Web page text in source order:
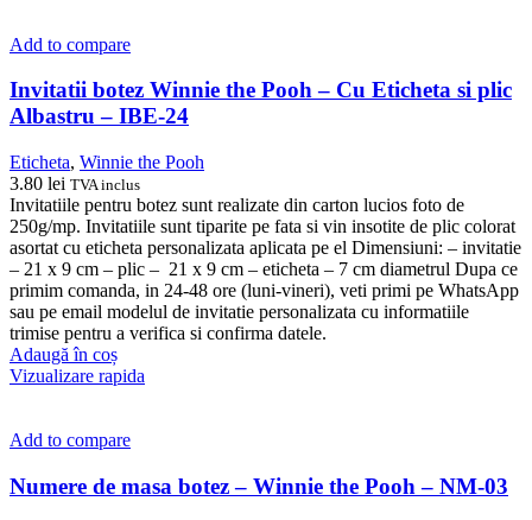
Add to compare
Invitatii botez Winnie the Pooh – Cu Eticheta si plic
Albastru – IBE-24
Eticheta, Winnie the Pooh
3.80 lei TVA inclus
Invitatiile pentru botez sunt realizate din carton lucios foto de
250g/mp. Invitatiile sunt tiparite pe fata si vin insotite de plic colorat
asortat cu eticheta personalizata aplicata pe el Dimensiuni: – invitatie
– 21 x 9 cm – plic – 21 x 9 cm – eticheta – 7 cm diametrul Dupa ce
primim comanda, in 24-48 ore (luni-vineri), veti primi pe WhatsApp
sau pe email modelul de invitatie personalizata cu informatiile
trimise pentru a verifica si confirma datele.
Adaugă în coș
Vizualizare rapida
Add to compare
Numere de masa botez – Winnie the Pooh – NM-03